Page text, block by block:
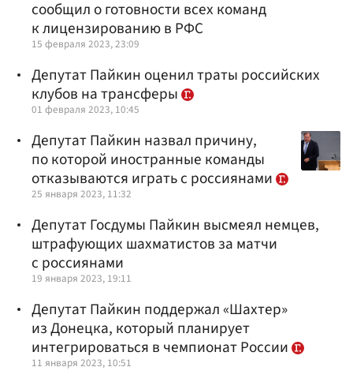
сообщил о готовности всех команд
к лицензированию в РФС
15 февраля 2023, 23:09
Депутат Пайкин оценил траты российских
клубов на трансферы
01 февраля 2023, 10:45
Депутат Пайкин назвал причину,
по которой иностранные команды
отказываются играть с россиянами
25 января 2023, 11:32
Депутат Госдумы Пайкин высмеял немцев,
штрафующих шахматистов за матчи
с россиянами
19 января 2023, 19:11
Депутат Пайкин поддержал «Шахтер»
из Донецка, который планирует
интегрироваться в чемпионат России
11 января 2023, 10:51